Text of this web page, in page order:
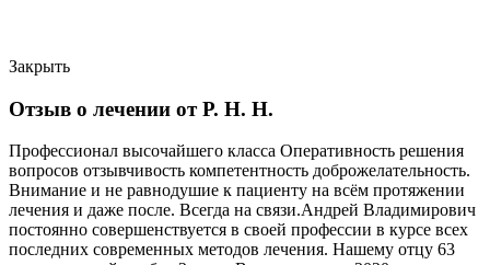
Закрыть
Отзыв о лечении от Р. Н. Н.
Профессионал высочайшего класса Оперативность решения
вопросов отзывчивость компетентность доброжелательность.
Внимание и не равнодушие к пациенту на всём протяжении
лечения и даже после. Всегда на связи.Андрей Владимирович
постоянно совершенствуется в своей профессии в курсе всех
последних современных методов лечения. Нашему отцу 63